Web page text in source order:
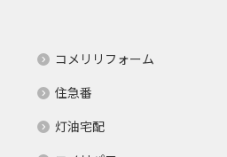
コメリリフォーム
住急番
灯油宅配